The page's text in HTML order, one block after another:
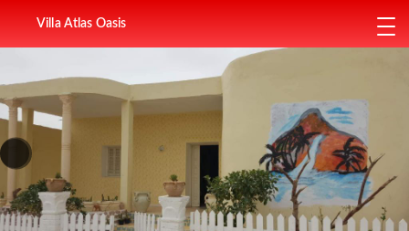
Villa Atlas Oasis